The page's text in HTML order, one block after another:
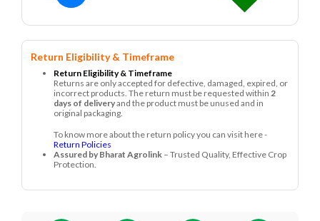
Return Eligibility & Timeframe
Return Eligibility & Timeframe
Returns are only accepted for defective, damaged, expired, or
incorrect products. The return must be requested within 2
days of deliveryand the product must be unused and in
original packaging.
To know more about the return policy you can visit here -
Return Policies
Assured by Bharat Agrolink – Trusted Quality, Effective Crop
Protection.